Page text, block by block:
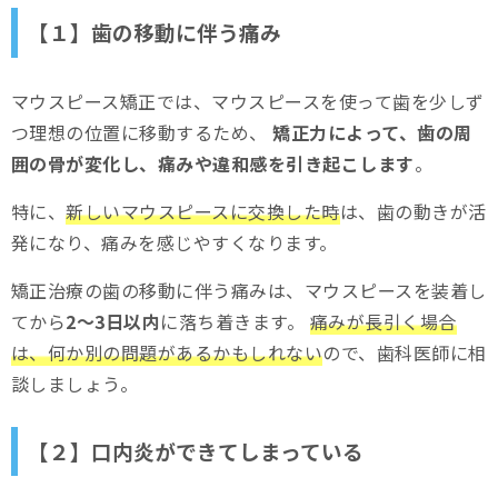
【１】歯の移動に伴う痛み
マウスピース矯正では、マウスピースを使って歯を少しず
つ理想の位置に移動するため、矯正力によって、歯の周
囲の骨が変化し、痛みや違和感を引き起こします。
特に、新しいマウスピースに交換した時は、歯の動きが活
発になり、痛みを感じやすくなります。
矯正治療の歯の移動に伴う痛みは、マウスピースを装着し
てから2〜3日以内に落ち着きます。 痛みが長引く場合
は、何か別の問題があるかもしれないので、歯科医師に相
談しましょう。
【２】口内炎ができてしまっている